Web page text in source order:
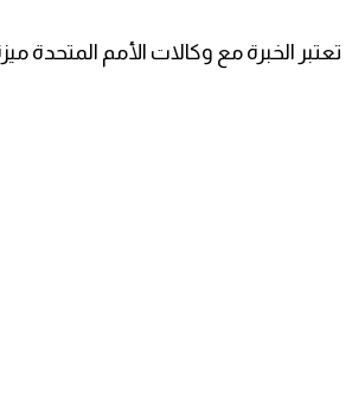
تعتبر الخبرة مع وكالات الأمم المتحدة